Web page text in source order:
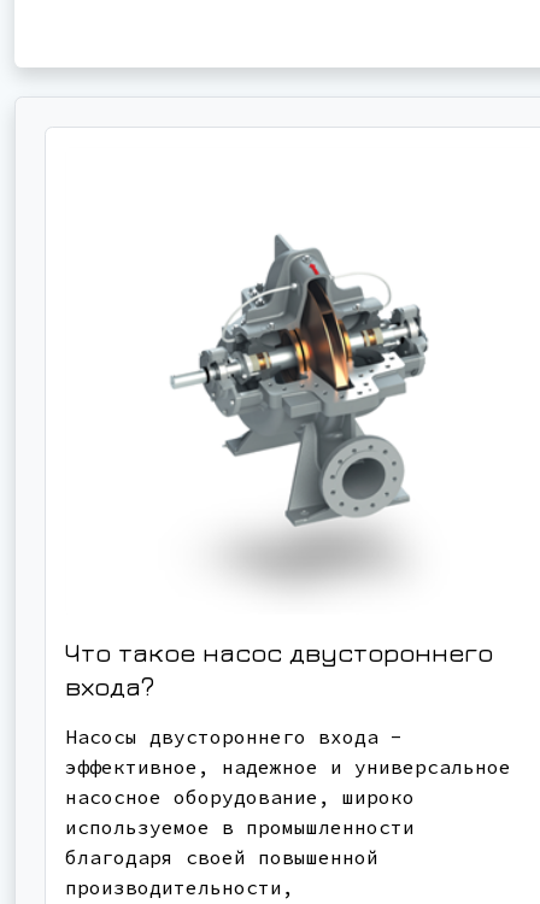
Что такое насос двустороннего
входа?
Насосы двустороннего входа -
эффективное, надежное и универсальное
насосное оборудование, широко
используемое в промышленности
благодаря своей повышенной
производительности,